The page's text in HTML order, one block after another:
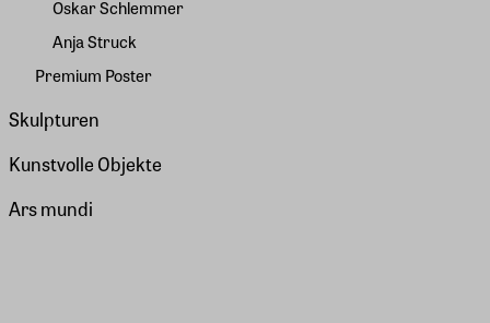
Oskar Schlemmer
Anja Struck
Premium Poster
Skulpturen
Kunstvolle Objekte
Ars mundi